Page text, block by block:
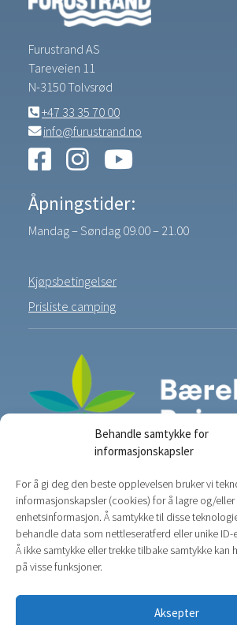
Behandle samtykke for
informasjonskapsler
For å gi deg den beste opplevelsen bruker vi
informasjonskapsler (cookies) for å lagre og/
enhetsinformasjon. Å samtykke til disse
behandle data som nettleseratferd eller unike
Å ikke samtykke eller trekke tilbake samtykke kan
på visse funksjoner.
Aksepter
Furustrand AS
Tareveien 11
N-3150 Tolvsrød
+47 33 35 70 00
info@furustrand.no
Åpningstider:
Mandag – Søndag 09.00 – 21.00
Kjøpsbetingelser
Prisliste camping